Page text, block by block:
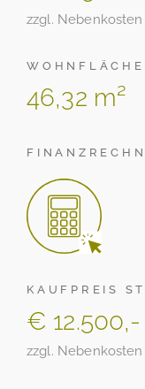
zzgl. Nebenkosten
WOHNFLÄCHE
46,32 m²
KAUFPREIS
€ 12.500,-
zzgl. Nebenkosten